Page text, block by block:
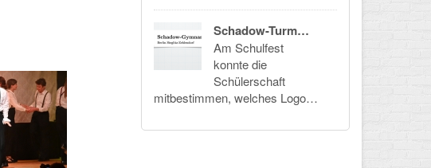
Schadow-Turm…
Am Schulfest
konnte die
Schülerschaft
mitbestimmen, welches Logo…